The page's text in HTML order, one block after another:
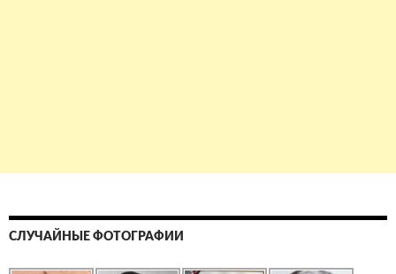
СЛУЧАЙНЫЕ ФОТОГРАФИИ